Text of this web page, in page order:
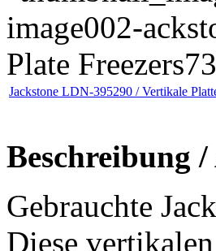
Jackstone LDN-395290 / Vertikale
Beschreibung
Gebrauchte
Diese